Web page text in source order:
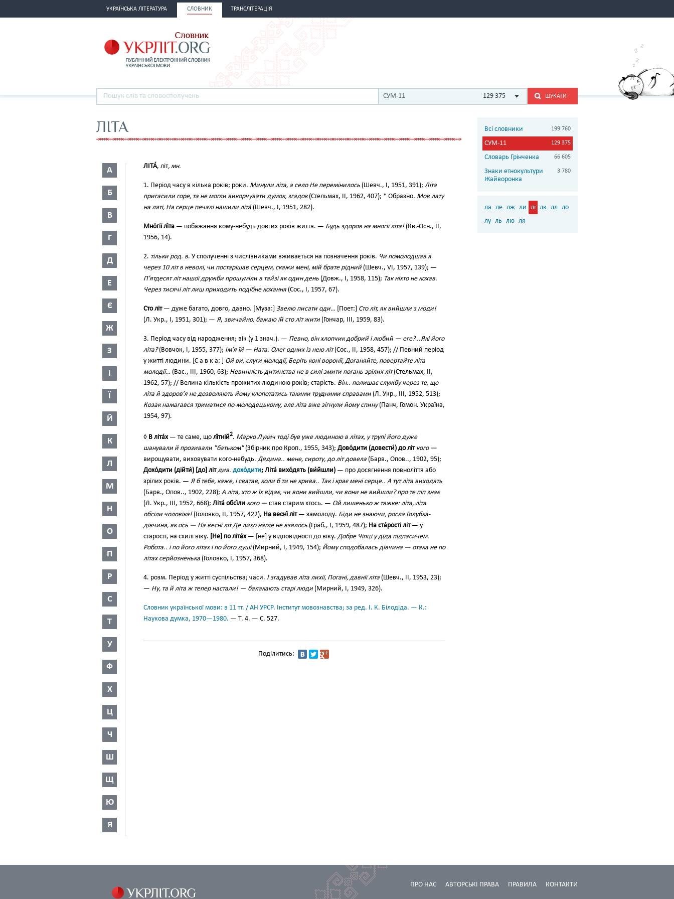
УКРАЇНСЬКА ЛІТЕРАТУРА СЛОВНИК ТРАНСЛІТЕРАЦІЯ
СУМ-11 129 375 ШУКАТИ
ЛІТА
А
Б
В
Г
Д
Е
Є
Ж
З
І
Ї
Й
К
Л
М
Н
О
П
Р
С
Т
У
Ф
Х
Ц
Ч
Ш
Щ
Ю
Я
ЛІТА́, літ, мн.
1. Період часу в кілька років; роки. Минули літа, а село Не перемінилось (Шевч., І, 1951, 391); Літа
пригасили горе, та не могли викорчувати думок, згадок(Стельмах, II, 1962, 407); * Образно. Мов лату
на латі, На серце печалі нашили літа́ (Шевч., І, 1951, 282).
Мно́гії лі́та — побажання кому-небудь довгих років життя. — Будь здоров на многії літа!(Кв.-Осн., II,
1956, 14).
2. тільки род. в. У сполученні з числівниками вживається на позначення років. Чи помолодшав я
через 10 літ в неволі, чи постарішав серцем, скажи мені, мій брате рідний (Шевч., VI, 1957, 139); —
П’ятдесят літ нашої дружби прошуміли в тайзі як один день (Довж., І, 1958, 115); Так ніхто не кохав.
Через тисячі літ лиш приходить подібне кохання (Сос., І, 1957, 67).
Сто літ— дуже багато, довго, давно. [Муза:] Звелю писати оди… [Поет:] Сто літ, як вийшли з моди!
(Л. Укр., І, 1951, 301); — Я, звичайно, бажаю їй сто літ жити (Гончар, III, 1959, 83).
3. Період часу від народження; вік (у 1 знач.). — Певно, він хлопчик добрий і любий — еге? ..Які його
літа?(Вовчок, І, 1955, 377); Ім’я їй — Ната. Олег одних із нею літ(Сос., II, 1958, 457); // Певний період
у житті людини. [С а в к а: ] Ой ви, слуги молодії, Беріть коні воронії, Доганяйте, повертайте літа
молодії… (Вас., III, 1960, 63); Невинність дитинства не в силі змити погань зрілих літ(Стельмах, II,
1962, 57); // Велика кількість прожитих людиною років; старість. Він.. полишає службу через те, що
літа й здоров’я не дозволяють йому клопотатись такими трудними справами (Л. Укр., III, 1952, 513);
Козак намагався триматися по-молодецькому, але літа вже зігнули йому спину(Панч, Гомон. Україна,
1954, 97).
◊ В літа́х— те саме, що лі́тній2. Марко Лукич тоді був уже людиною в літах, у трупі його дуже
шанували й прозивали "батьком"(Збірник про Кроп., 1955, 343); Дово́дити (довести́) до літ кого —
вирощувати, виховувати кого-небудь. Дядина.. мене, сироту, до літ довела (Барв., Опов.., 1902, 95);
Дохо́дити (дійти́) [до] літ див. дохо́дити; Літа́ вихо́дять (ви́йшли) — про досягнення повноліття або
зрілих років. — Я б тебе, каже, і сватав, коли б ти не крива.. Так і крає мені серце.. А тут літа виходять
(Барв., Опов.., 1902, 228); А літа, хто ж їх відає, чи вони вийшли, чи вони не вийшли? про те піп знає
(Л. Укр., III, 1952, 668); Літа́ обсі́ли кого — став старим хтось. — Ой лишенько ж тяжке: літа, літа
обсіли чоловіка!(Головко, II, 1957, 422), На весні́ літ— замолоду. Біди не знаючи, росла Голубка-
дівчина, як ось — На весні літ Де лихо нагле не взялось (Граб., І, 1959, 487); На ста́рості літ— у
старості, на схилі віку. [Не] по літа́х— [не] у відповідності до віку. Добре Чіпці у діда підпасичем.
Робота.. і по його літах і по його душі(Мирний, І, 1949, 154); Йому сподобалась дівчина — отака не по
літах серйозненька (Головко, І, 1957, 368).
4. розм. Період у житті суспільства; часи. І згадував літа лихії, Погані, давнії літа (Шевч., II, 1953, 23);
— Ну, та й літа ж тепер настали! — балакають старі люди (Мирний, І, 1949, 326).
Словник української мови: в 11 тт. / АН УРСР. Інститут мовознавства; за ред. І. К. Білодіда. — К.:
Наукова думка, 1970—1980. — Т. 4. — С. 527.
Поділитись:
Всі словники 199 760
СУМ-11 129 375
Словарь Грінченка 66 605
Знаки етнокультури
Жайворонка
3 780
ла ле лж ли лі лк лл ло
лу ль лю ля
КОНТАКТИ
ПРАВИЛА
АВТОРСЬКІ ПРАВА
ПРО НАС